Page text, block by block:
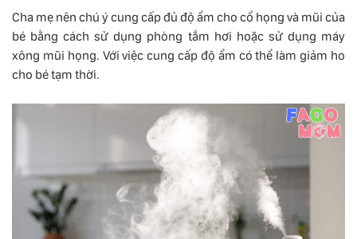
Cha mẹ nên chú ý cung cấp đủ độ ẩm cho cổ họng và mũi của
bé bằng cách sử dụng phòng tắm hơi hoặc sử dụng máy
xông mũi họng. Với việc cung cấp độ ẩm có thể làm giảm ho
cho bé tạm thời.